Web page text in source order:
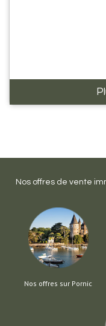
Nos offres de vente
Nos offres sur Pornic